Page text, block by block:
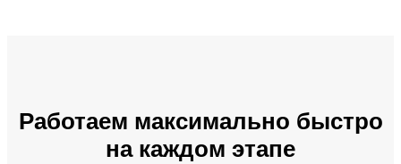
Работаем максимально быстро
на каждом этапе